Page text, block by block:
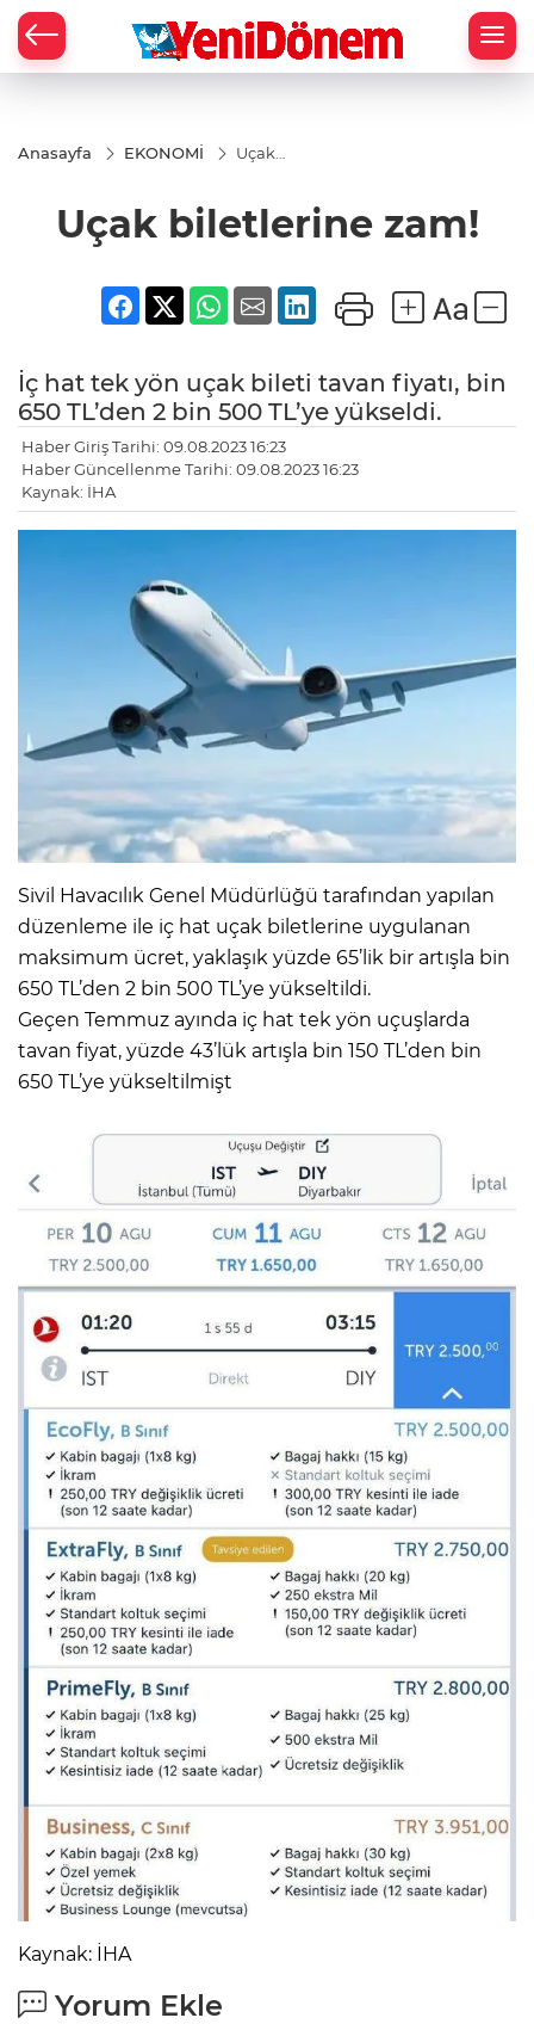
Anasayfa EKONOMİ
Uçak
Uçak biletlerine zam!
İç hat tek yön uçak bileti tavan fiyatı, bin
650 TL’den 2 bin 500 TL’ye yükseldi.
Haber Giriş Tarihi: 09.08.2023 16:23
Haber Güncellenme Tarihi: 09.08.2023 16:23
Kaynak: İHA
Sivil Havacılık Genel Müdürlüğü tarafından yapılan
düzenleme ile iç hat uçak biletlerine uygulanan
maksimum ücret, yaklaşık yüzde 65’lik bir artışla bin
650 TL’den 2 bin 500 TL’ye yükseltildi.
Geçen Temmuz ayında iç hat tek yön uçuşlarda
tavan fiyat, yüzde 43’lük artışla bin 150 TL’den bin
650 TL’ye yükseltilmişt
Kaynak: İHA
Yorum Ekle